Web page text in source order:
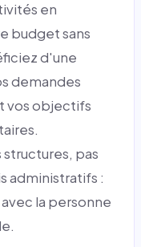
en
budget sans
d'une
demandes
vos objectifs
pas
administratifs :
la personne